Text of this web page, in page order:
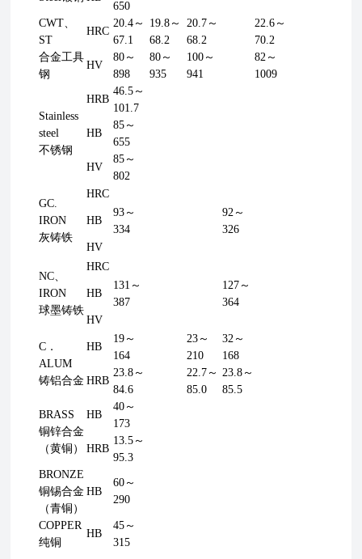
650
CWT、
ST
合金工具
钢
HRC
20.4～
67.1
19.8～
68.2
20.7～
68.2
22.6～
70.2
HV
80～
898
80～
935
100～
941
82～
1009
Stainless
steel
不锈钢
HRB
46.5～
101.7
HB
85～
655
HV
85～
802
GC.
IRON
灰铸铁
HRC
HB
93～
334
92～
326
HV
NC、
IRON
球墨铸铁
HRC
HB
131～
387
127～
364
HV
C．
ALUM
铸铝合金
HB
19～
164
23～
210
32～
168
HRB
23.8～
84.6
22.7～
85.0
23.8～
85.5
BRASS
铜锌合金
（黄铜）
HB
40～
173
HRB
13.5～
95.3
BRONZE
铜锡合金
（青铜）
HB
60～
290
COPPER
纯铜
HB
45～
315